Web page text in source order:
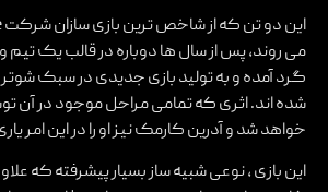
می روند، پس از سال ها دوباره در قالب یک
گرد آمده و به تولید بازی جدیدی در سبک
شده اند. اثری که تمامی مراحل موجود در آن
خواهد شد و آدرین کارمک نیز او را در این امر
این بازی ، نوعی شبیه ساز بسیار پیشرفته که